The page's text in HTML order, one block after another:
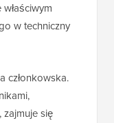
w techniczny
członkowska.
zajmuje się